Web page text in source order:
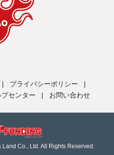
| プライバシーポリシー
|
センター | お問い合わせ
Co., Ltd. All Rights Reserved.